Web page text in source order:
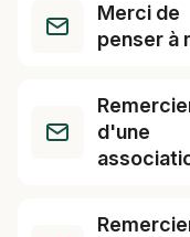
Merci de
penser à
d'une